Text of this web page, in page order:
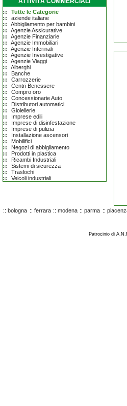
Tutte le Categorie
aziende italiane
Abbigliamento per bambini
Agenzie Assicurative
Agenzie Finanziarie
Agenzie Immobiliari
Agenzie Interinali
Agenzie Investigative
Agenzie Viaggi
Alberghi
Banche
Carrozzerie
Centri Benessere
Compro oro
Concessionarie Auto
Distributori automatici
Gioiellerie
Imprese edili
Imprese di disinfestazione
Imprese di pulizia
Installazione ascensori
Mobilifici
Negozi di abbigliamento
Prodotti in plastica
Ricambi Industriali
Sistemi di sicurezza
Traslochi
Veicoli industriali
:: bologna :: ferrara :: modena :: parma ::
Patrocinio di